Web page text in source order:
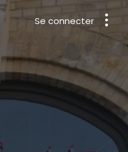
Se connecter